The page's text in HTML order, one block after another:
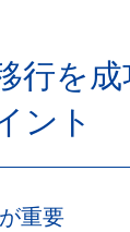
行を
ント
重要